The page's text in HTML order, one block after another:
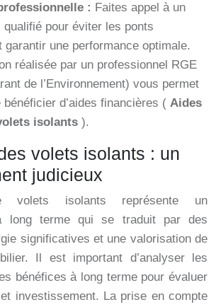
: Faites appel à un
qualifié pour éviter les ponts
garantir une performance optimale.
réalisée par un professionnel RGE
de l’Environnement) vous permet
bénéficier d’aides financières ( Aides
isolants ).
volets isolants : un
judicieux
volets isolants représente un
long terme qui se traduit par des
significatives et une valorisation de
Il est important d’analyser les
bénéfices à long terme pour évaluer
investissement. La prise en compte